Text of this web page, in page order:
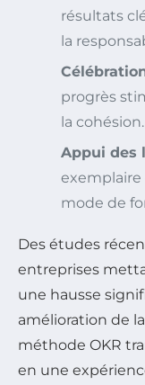
résultats
la
progrès
la cohésion.
Appui des
exemplaire
mode de
Des études
entreprises
une hausse
amélioration de
méthode OKR
en une